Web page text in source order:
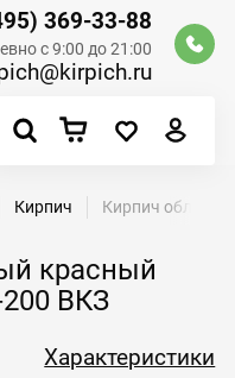
369-33-88
с 9:00 до 21:00
красный
ВКЗ
Кирпич Кирпич
Характеристики